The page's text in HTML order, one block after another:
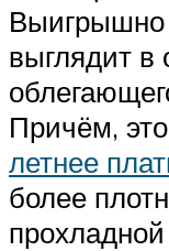
Выигрышно
выглядит в
Причём,
летнее
более